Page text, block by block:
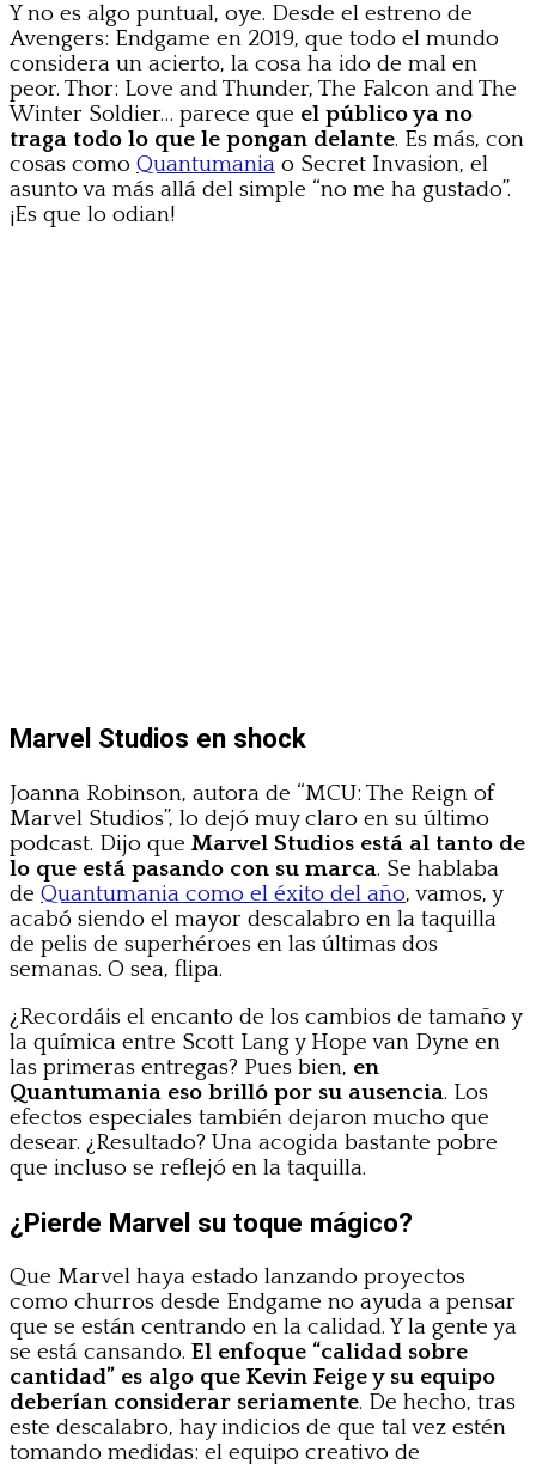
Y no es algo puntual, oye. Desde el estreno de
Avengers: Endgame en 2019, que todo el mundo
considera un acierto, la cosa ha ido de mal en
peor. Thor: Love and Thunder, The Falcon and The
Winter Soldier… parece que el público ya no
traga todo lo que le pongan delante. Es más, con
cosas como Quantumania o Secret Invasion, el
asunto va más allá del simple “no me ha gustado”.
¡Es que lo odian!
Marvel Studios en shock
Joanna Robinson, autora de “MCU: The Reign of
Marvel Studios”, lo dejó muy claro en su último
podcast. Dijo que Marvel Studios está al tanto de
lo que está pasando con su marca. Se hablaba
de Quantumania como el éxito del año, vamos, y
acabó siendo el mayor descalabro en la taquilla
de pelis de superhéroes en las últimas dos
semanas. O sea, flipa.
¿Recordáis el encanto de los cambios de tamaño y
la química entre Scott Lang y Hope van Dyne en
las primeras entregas? Pues bien, en
Quantumania eso brilló por su ausencia. Los
efectos especiales también dejaron mucho que
desear. ¿Resultado? Una acogida bastante pobre
que incluso se reflejó en la taquilla.
¿Pierde Marvel su toque mágico?
Que Marvel haya estado lanzando proyectos
como churros desde Endgame no ayuda a pensar
que se están centrando en la calidad. Y la gente ya
se está cansando. El enfoque “calidad sobre
cantidad” es algo que Kevin Feige y su equipo
deberían considerar seriamente. De hecho, tras
este descalabro, hay indicios de que tal vez estén
tomando medidas: el equipo creativo de